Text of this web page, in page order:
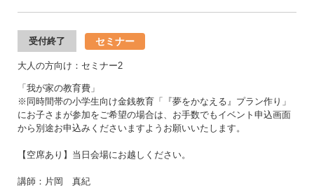
受付終了 セミナー
大人の方向け：セミナー2
「我が家の教育費」
※同時間帯の小学生向け金銭教育「『夢をかなえる』プラン作り」
にお子さまが参加をご希望の場合は、お手数でもイベント申込画面
から別途お申込みくださいますようお願いいたします。
【空席あり】当日会場にお越しください。
講師：片岡 真紀